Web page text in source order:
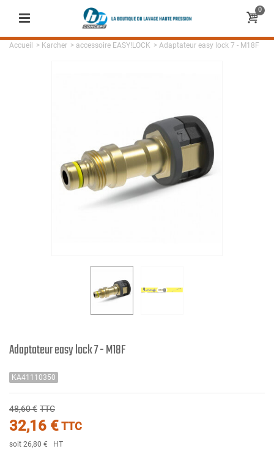
0
Accueil > Karcher > accessoire EASY!LOCK > Adaptateur easy lock 7 - M18F
Adaptateur easy lock 7 - M18F
KA41110350
48,60 € TTC
32,16 €TTC
soit 26,80 € HT